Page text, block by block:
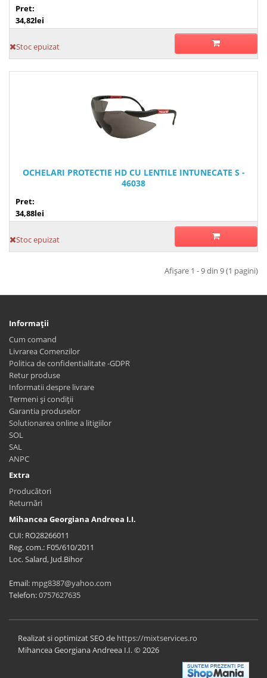
Pret:
34,82lei
Stoc epuizat
OCHELARI PROTECTIE HD CU LENTILE INTUNECATE S -
46038
Pret:
34,88lei
Stoc epuizat
Afişare 1 - 9 din 9 (1 pagini)
Informaţii
Cum comand
Livrarea Comenzilor
Politica de confidentialitate -GDPR
Retur produse
Informatii despre livrare
Termeni și condiții
Garantia produselor
Solutionarea online a litigiilor
SOL
SAL
ANPC
Extra
Producători
Returnări
Mihancea Georgiana Andreea I.I.
CUI: RO28266011
Reg. com.: F05/610/2011
Loc. Salard, Jud.Bihor
Email: mpg8387@yahoo.com
Telefon:0757627635
Realizat si optimizat SEO de https://mixtservices.ro
Mihancea Georgiana Andreea I.I. © 2026